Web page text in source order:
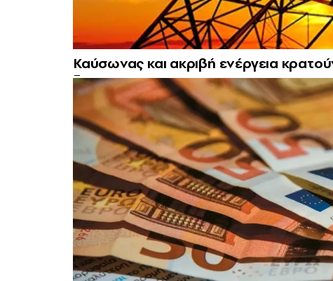
Καύσωνας και ακριβή ενέργεια